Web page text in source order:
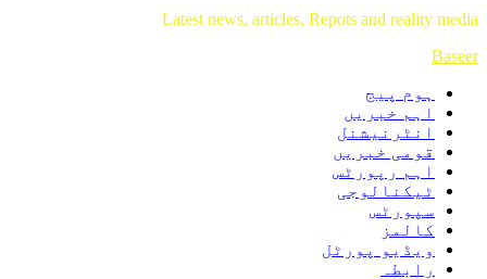
Latest news, articles, Repots and reality media
Baseer
ہوم پیج
اہم خبریں
انٹرنیشنل
قومی خبریں
اہم رپورٹس
ٹیکنالوجی
سپورٹس
کالمز
ویڈیو پورٹل
رابطہ